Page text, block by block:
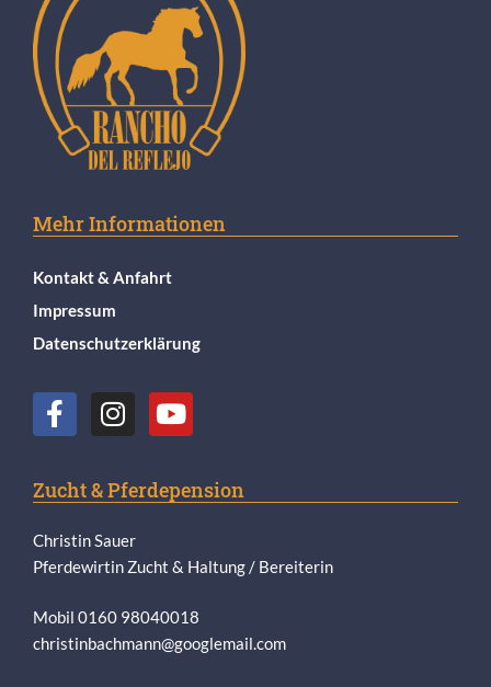
Mehr Informationen
Kontakt & Anfahrt
Impressum
Datenschutzerklärung
Zucht & Pferdepension
Christin Sauer
Pferdewirtin Zucht & Haltung / Bereiterin
Mobil 0160 98040018
christinbachmann@googlemail.com